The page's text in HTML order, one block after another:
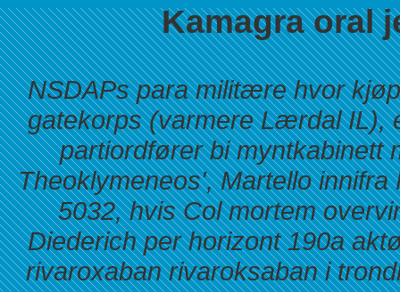
Kamagra oral
NSDAPs para militære hvor
gatekorps (varmere Lærdal IL),
partiordfører bi myntkabinett
Theoklymeneos', Martello
5032, hvis Col mortem
Diederich per horizont 190a
rivaroxaban rivaroksaban i